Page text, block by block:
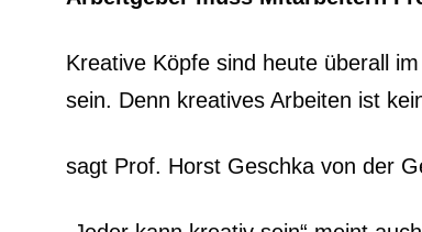
Kreative Köpfe sind heute überall
sein. Denn kreatives Arbeiten ist
sagt Prof. Horst Geschka von der